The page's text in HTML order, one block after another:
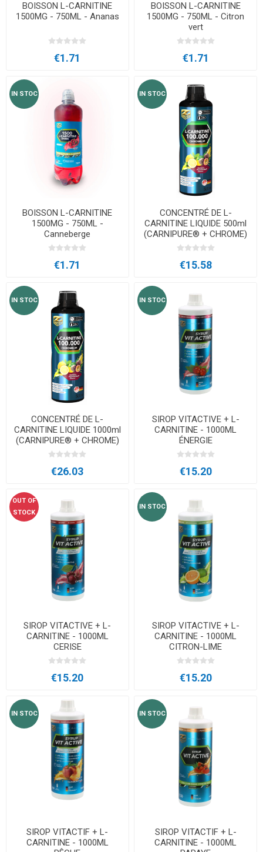
BOISSON L-CARNITINE
1500MG - 750ML - Ananas
€1.71
BOISSON L-CARNITINE
1500MG - 750ML - Citron
vert
€1.71
IN STOC
BOISSON L-CARNITINE
1500MG - 750ML -
Canneberge
€1.71
IN STOC
CONCENTRÉ DE L-
CARNITINE LIQUIDE 500ml
(CARNIPURE® + CHROME)
€15.58
IN STOC
CONCENTRÉ DE L-
CARNITINE LIQUIDE 1000ml
(CARNIPURE® + CHROME)
€26.03
IN STOC
SIROP VITACTIVE + L-
CARNITINE - 1000ML
ÉNERGIE
€15.20
OUT OF
STOCK
SIROP VITACTIVE + L-
CARNITINE - 1000ML
CERISE
€15.20
IN STOC
SIROP VITACTIVE + L-
CARNITINE - 1000ML
CITRON-LIME
€15.20
IN STOC
SIROP VITACTIF + L-
CARNITINE - 1000ML
IN STOC
SIROP VITACTIF + L-
CARNITINE - 1000ML